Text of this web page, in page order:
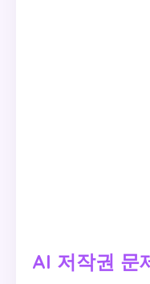
AI 저작권 문